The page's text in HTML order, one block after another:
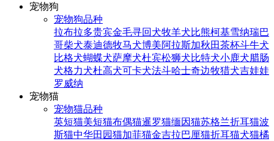
宠物狗
宠物狗品种
拉布拉多贵宾金毛寻回犬牧羊犬比熊柯基雪纳瑞巴
哥柴犬泰迪德牧马犬博美阿拉斯加秋田茶杯斗牛犬
比格犬蝴蝶犬萨摩犬杜宾松狮犬比特犬小鹿犬腊肠
犬格力犬杜高犬可卡犬法斗哈士奇边牧猎犬吉娃娃
罗威纳
宠物猫
宠物猫品种
英短猫美短猫布偶猫暹罗猫缅因猫苏格兰折耳猫波
斯猫中华田园猫加菲猫金吉拉巴厘猫折耳猫犬猫橘